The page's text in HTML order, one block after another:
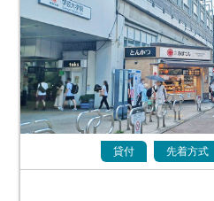
ン
デ
ィ
ン
グ
で
貸付 先着方式